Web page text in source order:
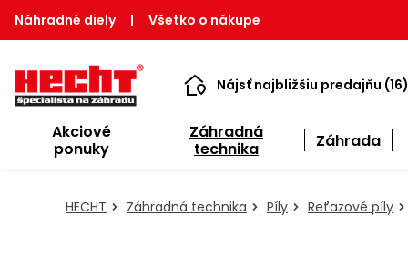
Náhradné diely | Všetko o nákupe
Nájsť najbližšiu predajňu (16)
Akciové
ponuky
Záhradná
technika
Záhrada
HECHT Záhradná technika Píly Reťazové píly